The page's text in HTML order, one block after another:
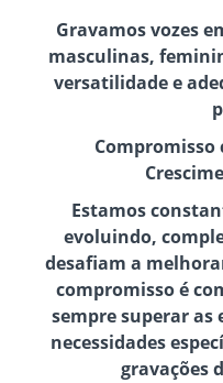
Gravamos vozes
masculinas,
versatilidade e
Compromisso
Estamos
evoluindo,
desafiam a
compromisso é
sempre superar as
necessidades
gravações